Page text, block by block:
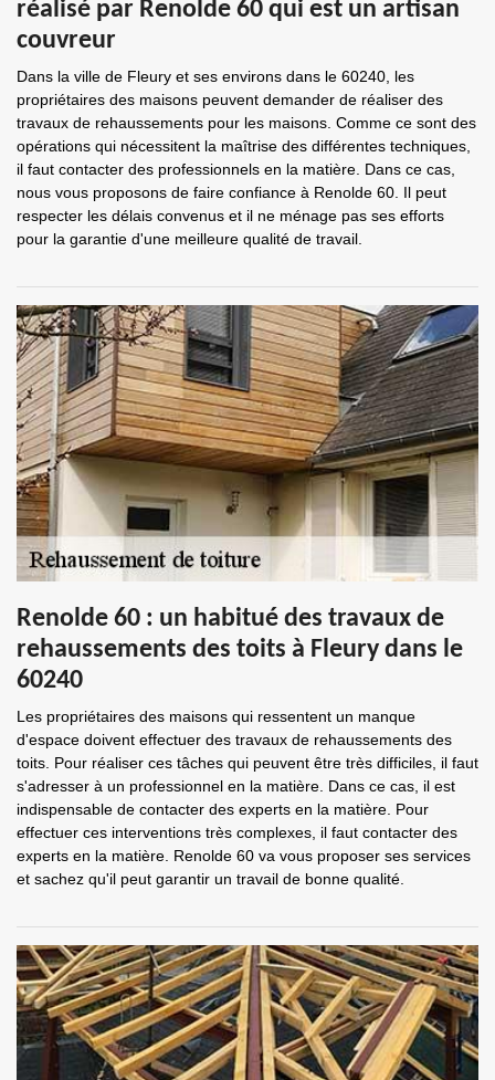
réalisé par Renolde 60 qui est un artisan
couvreur
Dans la ville de Fleury et ses environs dans le 60240, les
propriétaires des maisons peuvent demander de réaliser des
travaux de rehaussements pour les maisons. Comme ce sont des
opérations qui nécessitent la maîtrise des différentes techniques,
il faut contacter des professionnels en la matière. Dans ce cas,
nous vous proposons de faire confiance à Renolde 60. Il peut
respecter les délais convenus et il ne ménage pas ses efforts
pour la garantie d'une meilleure qualité de travail.
Renolde 60 : un habitué des travaux de
rehaussements des toits à Fleury dans le
60240
Les propriétaires des maisons qui ressentent un manque
d'espace doivent effectuer des travaux de rehaussements des
toits. Pour réaliser ces tâches qui peuvent être très difficiles, il faut
s'adresser à un professionnel en la matière. Dans ce cas, il est
indispensable de contacter des experts en la matière. Pour
effectuer ces interventions très complexes, il faut contacter des
experts en la matière. Renolde 60 va vous proposer ses services
et sachez qu'il peut garantir un travail de bonne qualité.